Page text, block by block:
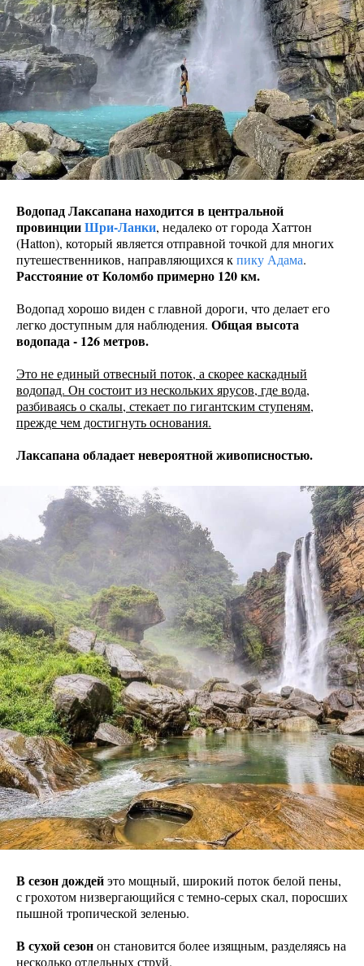
Водопад Лаксапана находится в центральной
провинцииШри-Ланки, недалеко от города Хаттон
(Hatton), который является отправной точкой для многих
путешественников, направляющихся кпику Адама.
Расстояние от Коломбо примерно 120 км.
Водопад хорошо виден с главной дороги, что делает его
легко доступным для наблюдения. Общая высота
водопада - 126 метров.
Это не единый отвесный поток, а скорее каскадный
водопад. Он состоит из нескольких ярусов, где вода,
разбиваясь о скалы, стекает по гигантским ступеням,
прежде чем достигнуть основания.
Лаксапана обладает невероятной живописностью.
В сезон дождейэто мощный, широкий поток белой пены,
с грохотом низвергающийся с темно-серых скал, поросших
пышной тропической зеленью.
В сухой сезонон становится более изящным, разделяясь на
несколько отдельных струй.